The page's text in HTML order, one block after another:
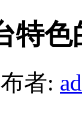
特
者: